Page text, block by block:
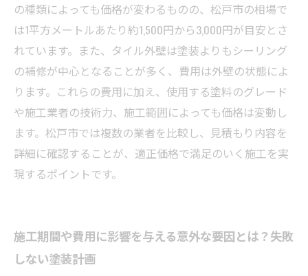
の種類によっても価格が変わるものの、松戸市の相場で
は1平方メートルあたり約1,500円から3,000円が目安とさ
れています。また、タイル外壁は塗装よりもシーリング
の補修が中心となることが多く、費用は外壁の状態によ
ります。これらの費用に加え、使用する塗料のグレード
や施工業者の技術力、施工範囲によっても価格は変動し
ます。松戸市では複数の業者を比較し、見積もり内容を
詳細に確認することが、適正価格で満足のいく施工を実
現するポイントです。
施工期間や費用に影響を与える意外な要因とは？失敗
しない塗装計画